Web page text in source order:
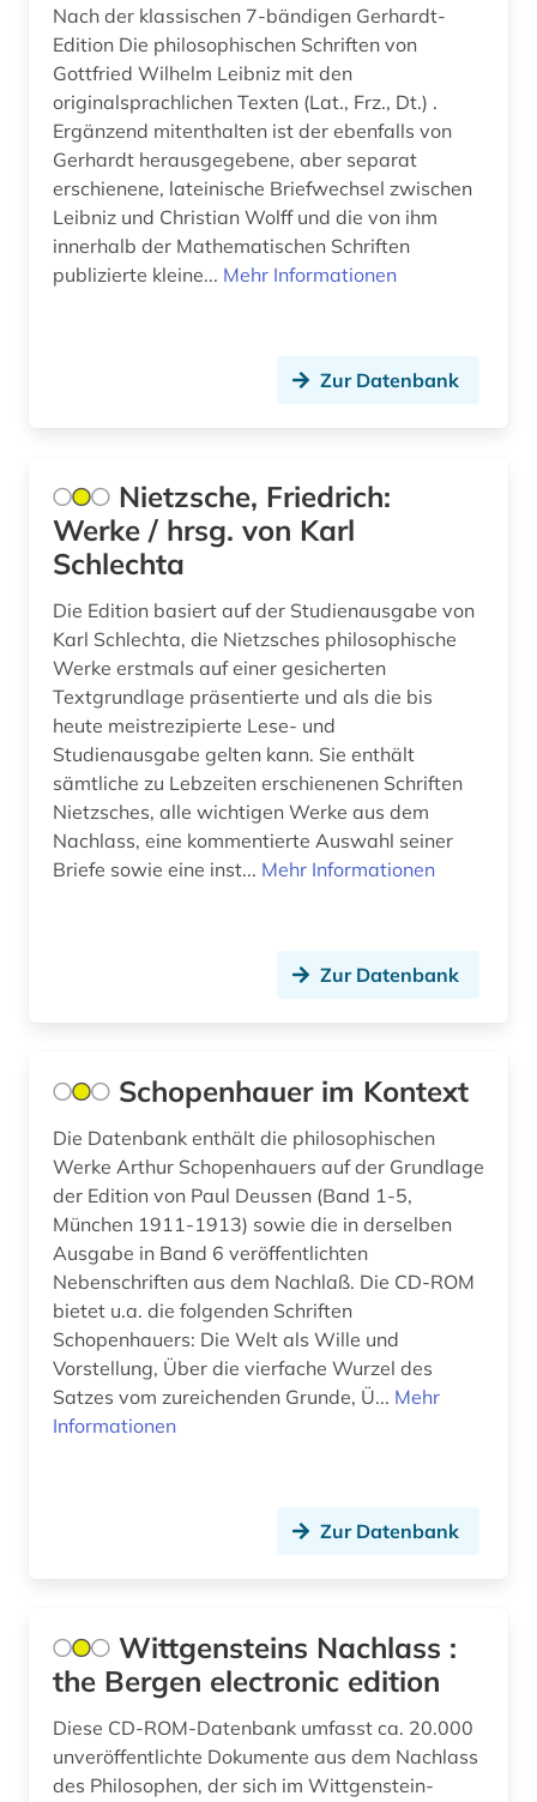
apostolische väter (1)
app (2)
aquakultur (1)
arabien (1)
arabisch (12)
arabische literatur (3)
arabistik (4)
arachnologie (1)
arbeit (9)
arbeiterbewegung (5)
arbeiterin (1)
arbeitnehmerschutz (1)
arbeitplatz (1)
arbeitsbedingungen (1)
arbeitshilfen (1)
arbeitshypothese (1)
arbeitskampf (1)
arbeitslosigkeit (1)
arbeitsmarkt (4)
arbeitsmarktforschung (1)
arbeitsmarktpolitik (1)
arbeitsrecht (64)
arbeitsrecht kommentar (1)
arbeitsschutz (9)
arbeitsschutzrecht (1)
arbeitssicherheit (10)
Nach der klassischen 7-bändigen Gerhardt-
Edition Die philosophischen Schriften von
Gottfried Wilhelm Leibniz mit den
originalsprachlichen Texten (Lat., Frz., Dt.) .
Ergänzend mitenthalten ist der ebenfalls von
Gerhardt herausgegebene, aber separat
erschienene, lateinische Briefwechsel zwischen
Leibniz und Christian Wolff und die von ihm
innerhalb der Mathematischen Schriften
publizierte kleine... Mehr Informationen
Zur Datenbank
Nietzsche, Friedrich:
Werke / hrsg. von Karl
Schlechta
Die Edition basiert auf der Studienausgabe von
Karl Schlechta, die Nietzsches philosophische
Werke erstmals auf einer gesicherten
Textgrundlage präsentierte und als die bis
heute meistrezipierte Lese- und
Studienausgabe gelten kann. Sie enthält
sämtliche zu Lebzeiten erschienenen Schriften
Nietzsches, alle wichtigen Werke aus dem
Nachlass, eine kommentierte Auswahl seiner
Briefe sowie eine inst... Mehr Informationen
Zur Datenbank
Schopenhauer im Kontext
Die Datenbank enthält die philosophischen
Werke Arthur Schopenhauers auf der Grundlage
der Edition von Paul Deussen (Band 1-5,
München 1911-1913) sowie die in derselben
Ausgabe in Band 6 veröffentlichten
Nebenschriften aus dem Nachlaß. Die CD-ROM
bietet u.a. die folgenden Schriften
Schopenhauers: Die Welt als Wille und
Vorstellung, Über die vierfache Wurzel des
Satzes vom zureichenden Grunde, Ü... Mehr
Informationen
Zur Datenbank
Wittgensteins Nachlass :
the Bergen electronic edition
Diese CD-ROM-Datenbank umfasst ca. 20.000
unveröffentlichte Dokumente aus dem Nachlass
des Philosophen, der sich im Wittgenstein-